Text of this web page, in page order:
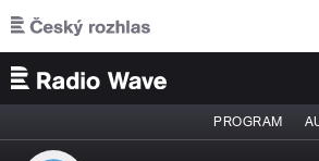
Přejít k hlavnímu obsahu
PROGRAM